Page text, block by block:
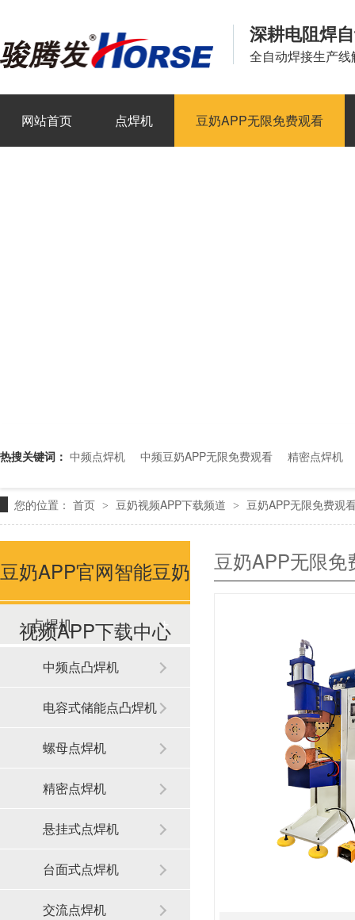
深耕电阻焊
全自动焊接生产
网站首页 点焊机 豆奶APP无限免费观看
热搜关键词： 中频点焊机 中频豆奶APP无限免费观看 精密点焊机
您的位置： 首页 > 豆奶视频APP下载频道 > 豆奶APP无限免费观
豆奶APP无限免
豆奶APP官网智能豆奶
视频APP下载中心
点焊机
中频点凸焊机
电容式储能点凸焊机
螺母点焊机
精密点焊机
悬挂式点焊机
台面式点焊机
交流点焊机